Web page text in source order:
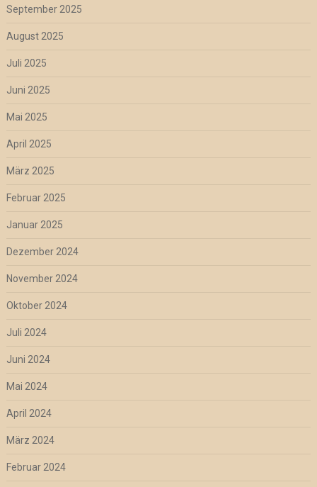
September 2025
August 2025
Juli 2025
Juni 2025
Mai 2025
April 2025
März 2025
Februar 2025
Januar 2025
Dezember 2024
November 2024
Oktober 2024
Juli 2024
Juni 2024
Mai 2024
April 2024
März 2024
Februar 2024